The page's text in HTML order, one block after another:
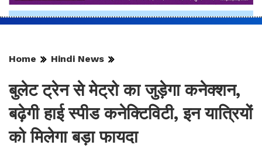
Home Hindi News
बुलेट ट्रेन से मेट्रो का जुड़ेगा कनेक्शन,
बढ़ेगी हाई स्पीड कनेक्टिविटी, इन यात्रियों
को मिलेगा बड़ा फायदा